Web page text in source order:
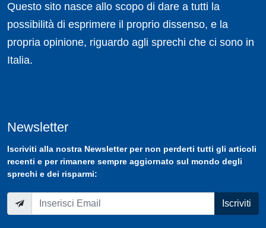
Questo sito nasce allo scopo di dare a tutti la
possibilità di esprimere il proprio dissenso, e la
propria opinione, riguardo agli sprechi che ci sono in
Italia.
Newsletter
Iscriviti alla nostra Newsletterper non perderti tutti gli articoli
recenti e per rimanere sempre aggiornato sul mondo degli
sprechi e dei risparmi:
Iscriviti